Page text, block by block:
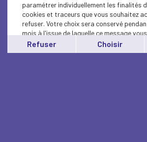
paramétrer individuellement les finalités
cookies et traceurs que vous souhaitez
refuser. Votre choix sera conservé
mois à l'issue de laquelle ce message
affiché..
Vous pouvez modifier votre choix à tout
Refuser Choisir